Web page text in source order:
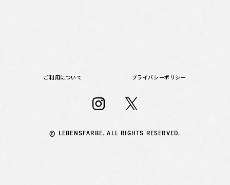
ご利用について プライバシーポリシー
© LEBENSFARBE. ALL RIGHTS RESERVED.